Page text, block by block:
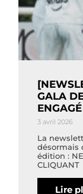
GALA
ENGAGÉ
3 avril 2026
La
désormais
édition :
CLIQUANT
Lire